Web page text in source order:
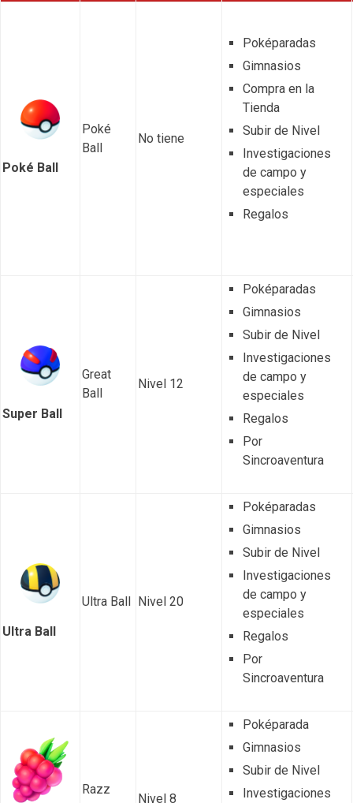
Poké Ball
Poké
Ball
No tiene
Poképaradas
Gimnasios
Compra en la
Tienda
Subir de Nivel
Investigaciones
de campo y
especiales
Regalos
Super Ball
Great
Ball
Nivel 12
Poképaradas
Gimnasios
Subir de Nivel
Investigaciones
de campo y
especiales
Regalos
Por
Sincroaventura
Ultra Ball
Ultra Ball Nivel 20
Poképaradas
Gimnasios
Subir de Nivel
Investigaciones
de campo y
especiales
Regalos
Por
Sincroaventura
Razz
Nivel 8
Poképarada
Gimnasios
Subir de Nivel
Investigaciones